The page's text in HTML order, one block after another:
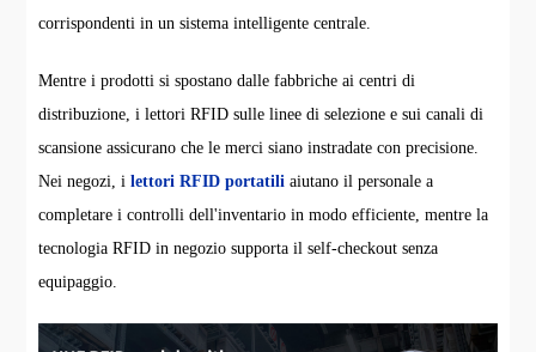
corrispondenti in un sistema intelligente centrale.
Mentre i prodotti si spostano dalle fabbriche ai centri di
distribuzione, i lettori RFID sulle linee di selezione e sui canali di
scansione assicurano che le merci siano instradate con precisione.
Nei negozi, ilettori RFID portatili aiutano il personale a
completare i controlli dell'inventario in modo efficiente, mentre la
tecnologia RFID in negozio supporta il self-checkout senza
equipaggio.